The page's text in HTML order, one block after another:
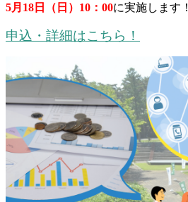
5月18日（日）10：00に実施します！
申込・詳細はこちら！